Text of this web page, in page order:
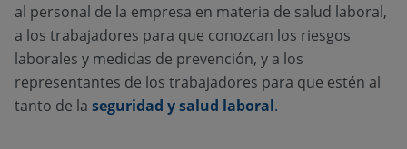
al personal de la empresa en materia de salud laboral,
a los trabajadores para que conozcan los riesgos
laborales y medidas de prevención, y a los
representantes de los trabajadores para que estén al
tanto de la seguridad y salud laboral.